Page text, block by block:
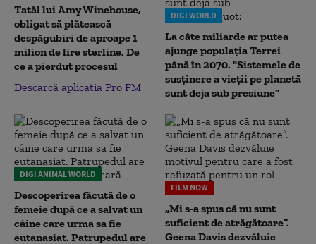
Tatăl lui Amy Winehouse,
obligat să plătească
despăgubiri de aproape 1
milion de lire sterline. De
ce a pierdut procesul
Descarcă aplicația Pro FM
DIGI WORLD
La câte miliarde ar putea
ajunge populația Terrei
până în 2070. "Sistemele de
susținere a vieții pe planetă
sunt deja sub presiune"
DIGI ANIMAL WORLD
Descoperirea făcută de o
femeie după ce a salvat un
câine care urma sa fie
eutanasiat. Patrupedul are
FILM NOW
„Mi s-a spus că nu sunt
suficient de atrăgătoare”.
Geena Davis dezvăluie